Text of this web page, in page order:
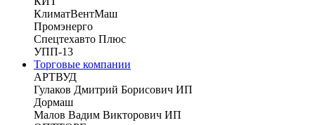
КлиматВентМаш
Промэнерго
Спецтехавто Плюс
УПП-13
Торговые компании
АРТВУД
Гулаков Дмитрий Борисович ИП
Дормаш
Малов Вадим Викторович ИП